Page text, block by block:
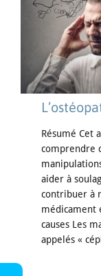
Résumé Cet
comprendre
aider à
contribuer à
médicament
causes Les
appelés «